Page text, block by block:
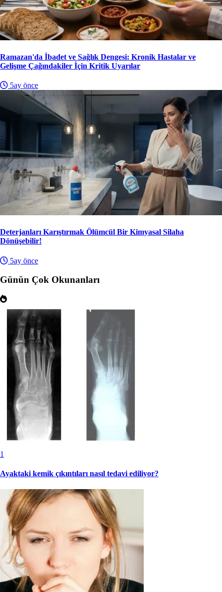
Ramazan'da İbadet ve Sağlık Dengesi: Kronik Hastalar ve
Gelişme Çağındakiler İçin Kritik Uyarılar
5ay önce
Deterjanları Karıştırmak Ölümcül Bir Kimyasal Silaha
Dönüşebilir!
5ay önce
Günün Çok Okunanları
1
Ayaktaki kemik çıkıntıları nasıl tedavi ediliyor?